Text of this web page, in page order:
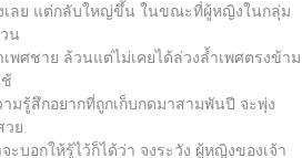
เลย แต่กลับใหญ่ขึ้น ในขณะที่ผู้หญิงในกลุ่ม
น
พศชาย ล้วนแต่ไม่เคยได้ล่วงล้ำเพศตรงข้าม
รู้สึกอยากที่ถูกเก็บกดมาสามพันปี จะพุ่ง
วย
บอกให้รู้ไว้ก็ได้ว่า จงระวัง ผู้หญิงของเจ้า